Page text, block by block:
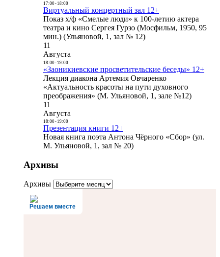
17:00- 18:00
Виртуальный концертный зал 12+
Показ х/ф «Смелые люди» к 100-летию актера
театра и кино Сергея Гурзо (Мосфильм, 1950, 95
мин.) (Ульяновой, 1, зал № 12)
11
Августа
18:00- 19:00
«Заоникиевские просветительские беседы» 12+
Лекция диакона Артемия Овчаренко
«Актуальность красоты на пути духовного
преображения» (М. Ульяновой, 1, зале №12)
11
Августа
18:00- 19:00
Презентация книги 12+
Новая книга поэта Антона Чёрного «Сбор» (ул.
М. Ульяновой, 1, зал № 20)
Архивы
Архивы
Решаем вместе